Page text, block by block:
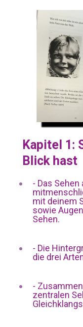
Kapitel 1:
Blick hast
- Das
mit deinem
sowie
Sehen.
- Die
die drei
-
zentralen